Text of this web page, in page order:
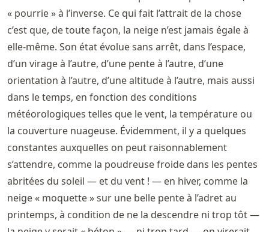
« pourrie » à l’inverse. Ce qui fait l’attrait de la chose
c’est que, de toute façon, la neige n’est jamais égale à
elle-même. Son état évolue sans arrêt, dans l’espace,
d’un virage à l’autre, d’une pente à l’autre, d’une
orientation à l’autre, d’une altitude à l’autre, mais aussi
dans le temps, en fonction des conditions
météorologiques telles que le vent, la température ou
la couverture nuageuse. Évidemment, il y a quelques
constantes auxquelles on peut raisonnablement
s’attendre, comme la poudreuse froide dans les pentes
abritées du soleil — et du vent ! — en hiver, comme la
neige « moquette » sur une belle pente à l’adret au
printemps, à condition de ne la descendre ni trop tôt —